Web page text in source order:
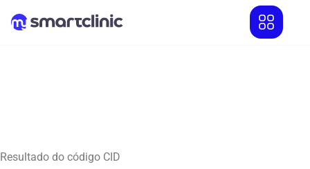
Resultado do código CID